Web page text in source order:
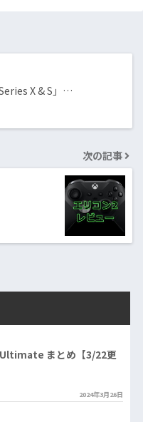
X & S」…
次の記事
まとめ【3/22更
2024年3月26日